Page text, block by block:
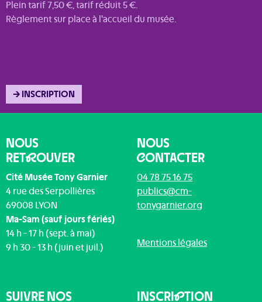
Plein tarif 7,50 €, tarif réduit 5 €.
Règlement sur place à l'accueil du musée.
→ INSCRIPTION
NOUS
RETROUVER
Cité Musée Tony Garnier
4 rue des Serpollières
69008 LYON
Ma-Sam (sauf jours fériés)
14 h - 17 h (sept. à mai)
9 h 30 - 13 h (juin et juil.)
NOUS
CONTACTER
04 78 75 16 75
publics@cm-
tonygarnier.org
Mentions légales
SUIVRE NOS INSCRIPTION